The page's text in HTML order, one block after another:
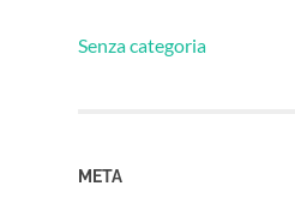
Senza categoria
META